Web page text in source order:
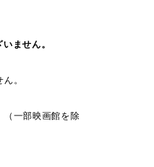
ません。
。
（一部映画館を除